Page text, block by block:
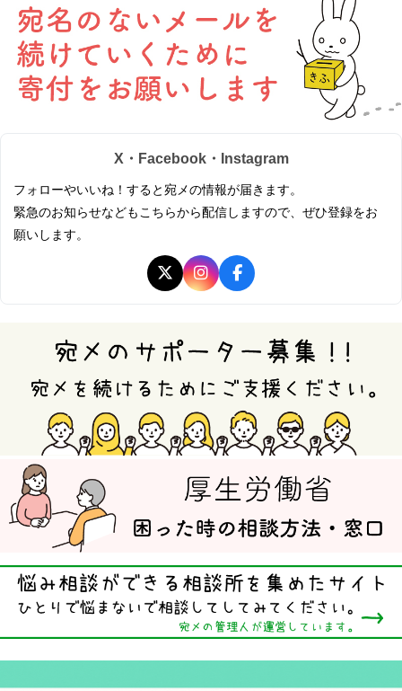
X・Facebook・Instagram
フォローやいいね！すると宛メの情報が届きます。
緊急のお知らせなどもこちらから配信しますので、ぜひ登録をお
願いします。